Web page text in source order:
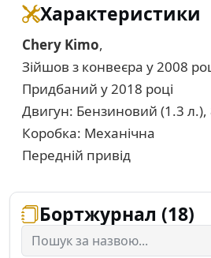
Характеристики
Chery Kimo,
Зійшов з конвеєра у 2008
Придбаний у 2018 році
Двигун: Бензиновий (1.3 л.),
Коробка: Механічна
Передній привід
Бортжурнал (18)